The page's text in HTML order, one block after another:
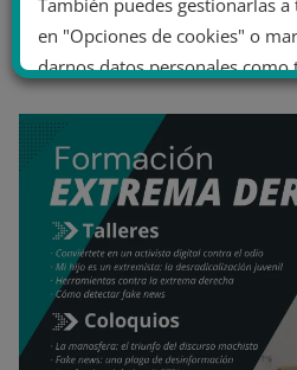
También puedes gestionarlas
en "Opciones de cookies" o
darnos datos personales como
No dar mi información
Opciones de cookies
Rechazar cookies